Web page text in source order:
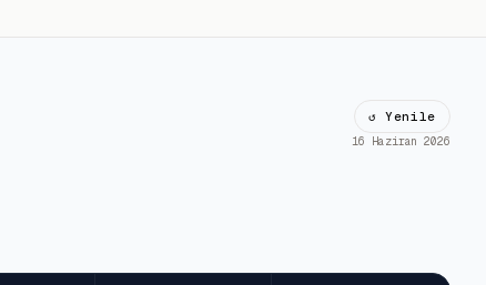
↺ Yenile
16 Haziran 2026